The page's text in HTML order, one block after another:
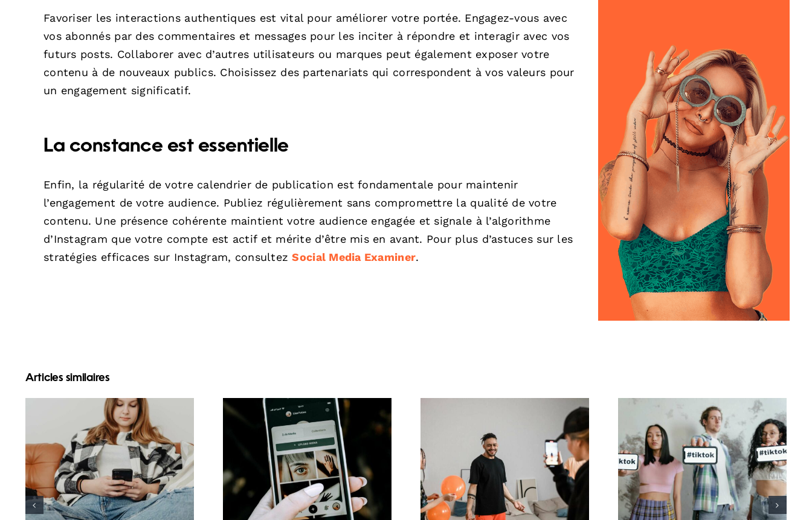
Favoriser les interactions authentiques est vital pour améliorer votre portée. Engagez-vous avec
vos abonnés par des commentaires et messages pour les inciter à répondre et interagir avec vos
futurs posts. Collaborer avec d’autres utilisateurs ou marques peut également exposer votre
contenu à de nouveaux publics. Choisissez des partenariats qui correspondent à vos valeurs pour
un engagement significatif.
La constance est essentielle
Enfin, la régularité de votre calendrier de publication est fondamentale pour maintenir
l’engagement de votre audience. Publiez régulièrement sans compromettre la qualité de votre
contenu. Une présence cohérente maintient votre audience engagée et signale à l’algorithme
d’Instagram que votre compte est actif et mérite d’être mis en avant. Pour plus d’astuces sur les
stratégies efficaces sur Instagram, consultezSocial Media Examiner.
Articles similaires